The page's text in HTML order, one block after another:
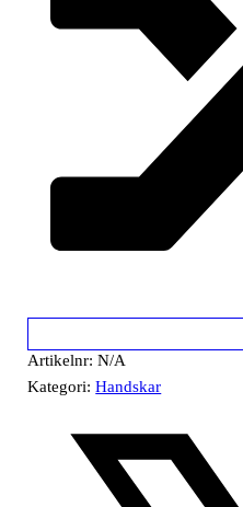
Artikelnr:N/A
Kategori:Handskar